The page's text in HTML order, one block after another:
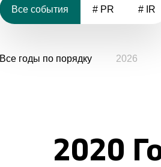
Все события # PR # IR
Все годы по порядку 2026
2020